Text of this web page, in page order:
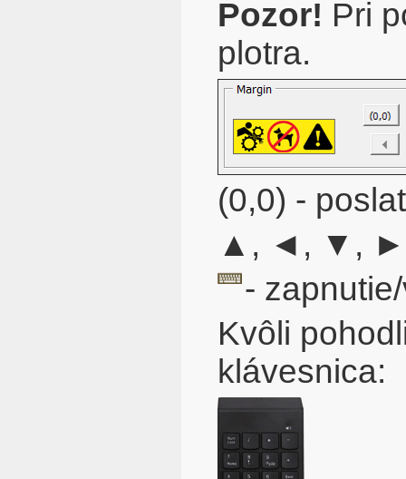
Pozor! Pri
plotra.
(0,0) -
▲, ◄, ▼, ► -
-
Kvôli
klávesnica: